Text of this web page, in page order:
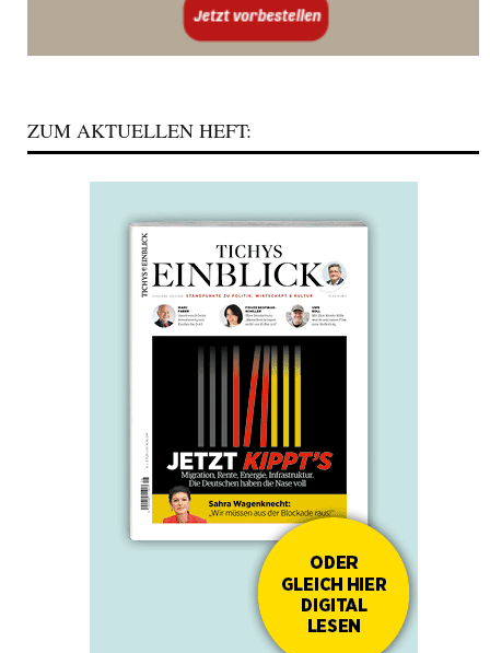
ZUM AKTUELLEN HEFT: